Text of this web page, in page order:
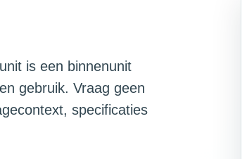
is een binnenunit
gebruik. Vraag geen
specificaties